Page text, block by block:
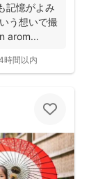
記憶がよみ
う想いで撮
arom...
時間以内